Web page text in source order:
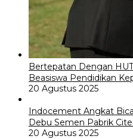
Bertepatan Dengan
Beasiswa Pendidikan
20 Agustus 2025
Indocement Angkat
Debu Semen Pabrik
20 Agustus 2025